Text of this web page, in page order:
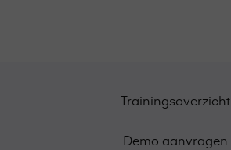
Trainingsoverzicht
Demo aanvragen